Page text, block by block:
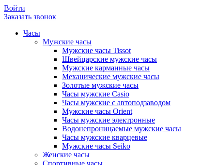
Войти
Заказать звонок
Часы
Мужские часы
Мужские часы Tissot
Швейцарские мужские часы
Мужские карманные часы
Механические мужские часы
Золотые мужские часы
Часы мужские Casio
Часы мужские с автоподзаводом
Мужские часы Orient
Часы мужские электронные
Водонепроницаемые мужские часы
Часы мужские кварцевые
Мужские часы Seiko
Женские часы
Спортивные часы